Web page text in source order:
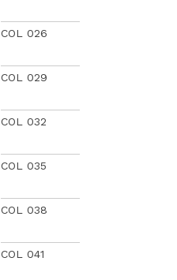
COL 026
COL 029
COL 032
COL 035
COL 038
COL 041